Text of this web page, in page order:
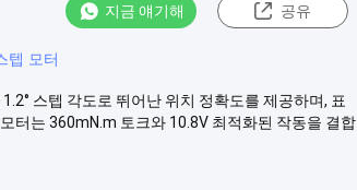
지금 얘기해 공유
텝 모터
스텝 각도로 뛰어난 위치 정확도를 제공하며, 표
터는 360mN.m 토크와 10.8V 최적화된 작동을 결합